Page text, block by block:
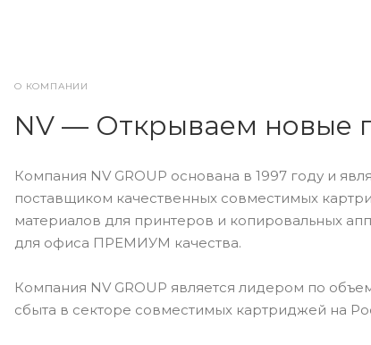
О КОМПАНИИ
NV — Открываем новые
Компания NV GROUP основана в 1997 году и
поставщиком качественных совместимых
материалов для принтеров и копировальных
для офиса ПРЕМИУМ качества.
Компания NV GROUP является лидером по
сбыта в секторе совместимых картриджей на